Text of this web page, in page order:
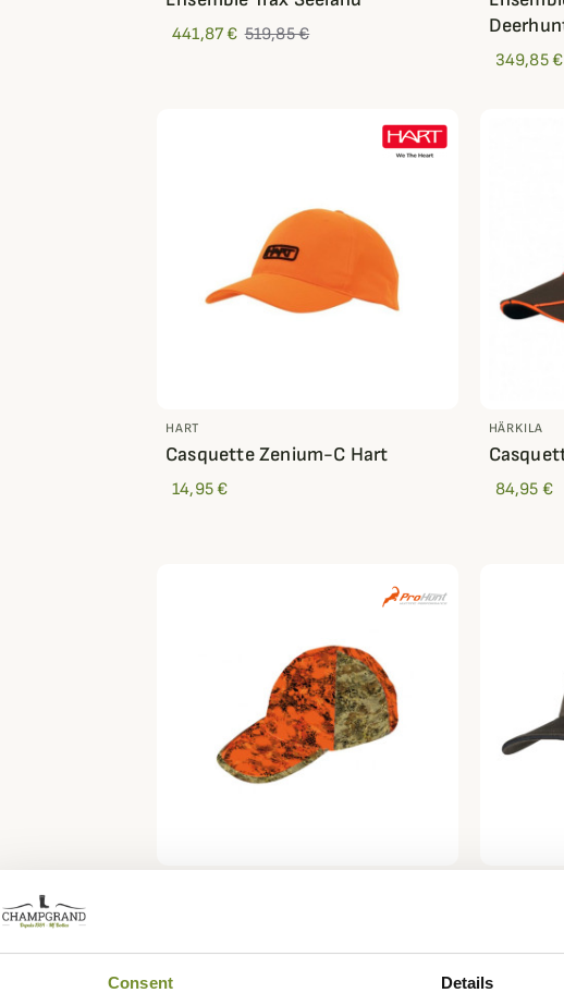
Consent Details
441,87 € 519,85 €
349,85 €
HART
Casquette Zenium-C Hart
14,95 €
HÄRKILA
84,95 €